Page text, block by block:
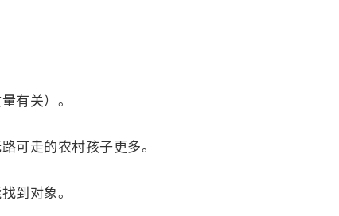
有关）。
走的农村孩子更多。
到对象。